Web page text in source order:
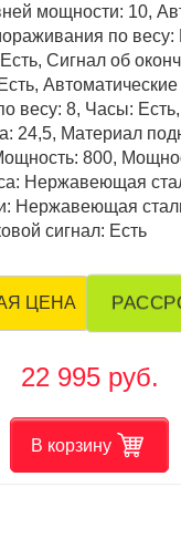
мощности: 10,
по весу:
Сигнал об
весу: 8, Часы:
24,5, Материал
800,
Нержавеющая
Нержавеющая
сигнал: Есть
ЦЕНА
22 995 руб.
В корзину